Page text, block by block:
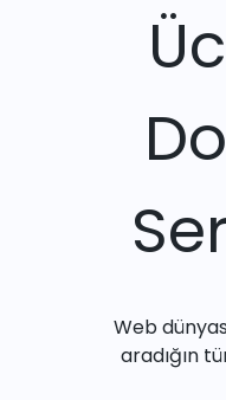
Web
aradığın